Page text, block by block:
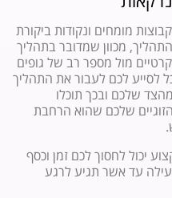
מומחים ונקודות ביקורת
מכוון שמדובר בתהליך
מול מספר רב של גופים
לסייע לכם לעבור את התהליך
שלכם ובכך תוכלו
שלכם שהוא הרחבת
יכול לחסוך לכם זמן וכסף
עד אשר תגיע לרגע